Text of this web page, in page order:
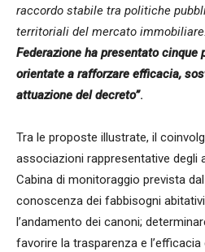
raccordo stabile tra politiche
territoriali del mercato immobiliare.
Federazione ha presentato cinque
orientate a rafforzare efficacia,
attuazione del decreto”.
Tra le proposte illustrate, il
associazioni rappresentative degli
Cabina di monitoraggio prevista
conoscenza dei fabbisogni
l’andamento dei canoni;
favorire la trasparenza e